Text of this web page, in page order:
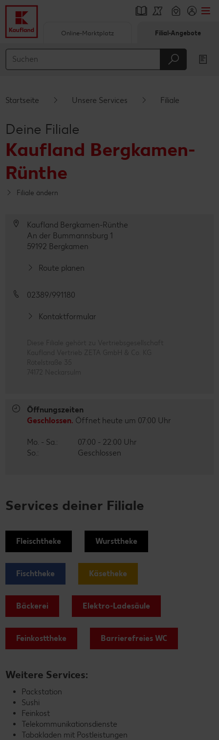
Hauptinhalt
Online-Marktplatz Filial-Angebote
Startseite Unsere Services Filiale
Deine Filiale
Kaufland Bergkamen-
Rünthe
Filiale ändern
Kaufland Bergkamen-Rünthe
An der Bummannsburg 1
59192 Bergkamen
Route planen
02389/991180
Kontaktformular
Diese Filiale gehört zu Vertriebsgesellschaft
Kaufland Vertrieb ZETA GmbH & Co. KG
Rötelstraße 35
74172 Neckarsulm
Öffnungszeiten
Geschlossen. Öffnet heute um 07:00 Uhr
Mo. - Sa.:
07:00 - 22:00 Uhr
So.:
Geschlossen
Services deiner Filiale
Fleischtheke Wursttheke
Fischtheke Käsetheke
Bäckerei Elektro-Ladesäule
Feinkosttheke Barrierefreies WC
Weitere Services:
Packstation
Sushi
Feinkost
Telekommunikationsdienste
Tabakladen mit Postleistungen